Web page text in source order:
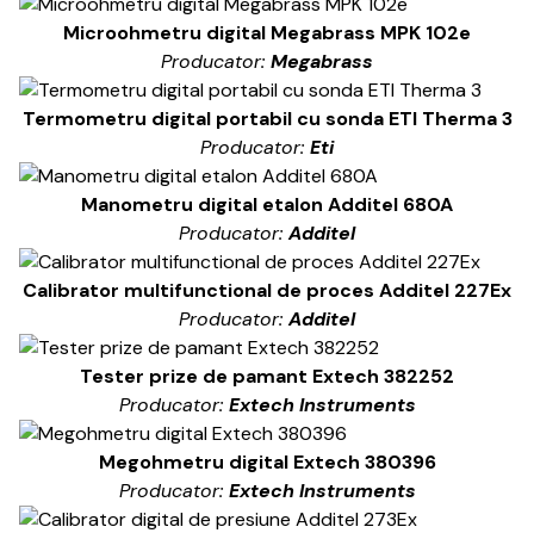
Microohmetru digital Megabrass MPK 102e
Producator: Megabrass
Termometru digital portabil cu sonda ETI Therma 3
Producator: Eti
Manometru digital etalon Additel 680A
Producator:Additel
Calibrator multifunctional de proces Additel 227Ex
Producator:Additel
Tester prize de pamant Extech 382252
Producator: Extech Instruments
Megohmetru digital Extech 380396
Producator: Extech Instruments